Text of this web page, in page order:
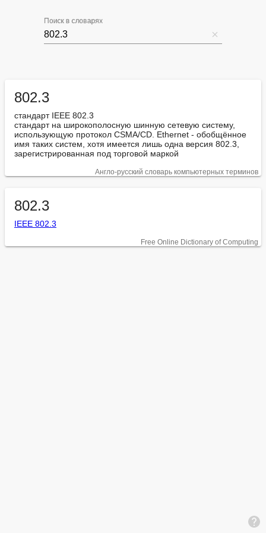
Поиск в словарях
802.3
стандарт IEEE 802.3
стандарт на широкополосную шинную сетевую систему,
использующую протокол CSMA/CD. Ethernet - обобщённое
имя таких систем, хотя имеется лишь одна версия 802.3,
зарегистрированная под торговой маркой
Англо-русский словарь компьютерных терминов
802.3
IEEE 802.3
Free Online Dictionary of Computing